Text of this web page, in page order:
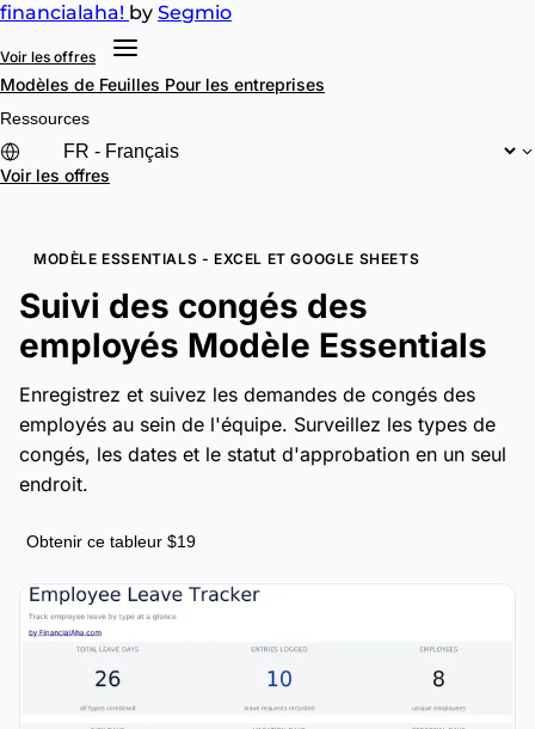
financialaha! by Segmio
Voir les offres
Modèles de Feuilles Pour les entreprises
Ressources
Voir les offres
MODÈLE ESSENTIALS - EXCEL ET GOOGLE SHEETS
Suivi des congés des
employés Modèle Essentials
Enregistrez et suivez les demandes de congés des
employés au sein de l'équipe. Surveillez les types de
congés, les dates et le statut d'approbation en un seul
endroit.
Obtenir ce tableur $19